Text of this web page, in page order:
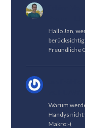
Hallo Jan,
Freundliche
Warum
Handys
Makro:-(